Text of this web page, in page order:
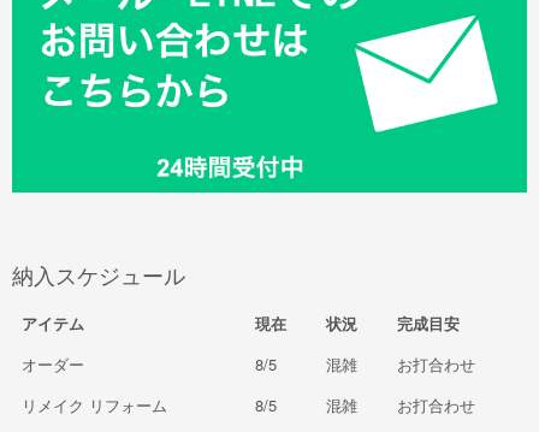
納入スケジュール
アイテム 現在 状況
完成目安
オーダー
8/5 混雑
お打合わせ
リメイク リフォーム
8/5 混雑
お打合わせ